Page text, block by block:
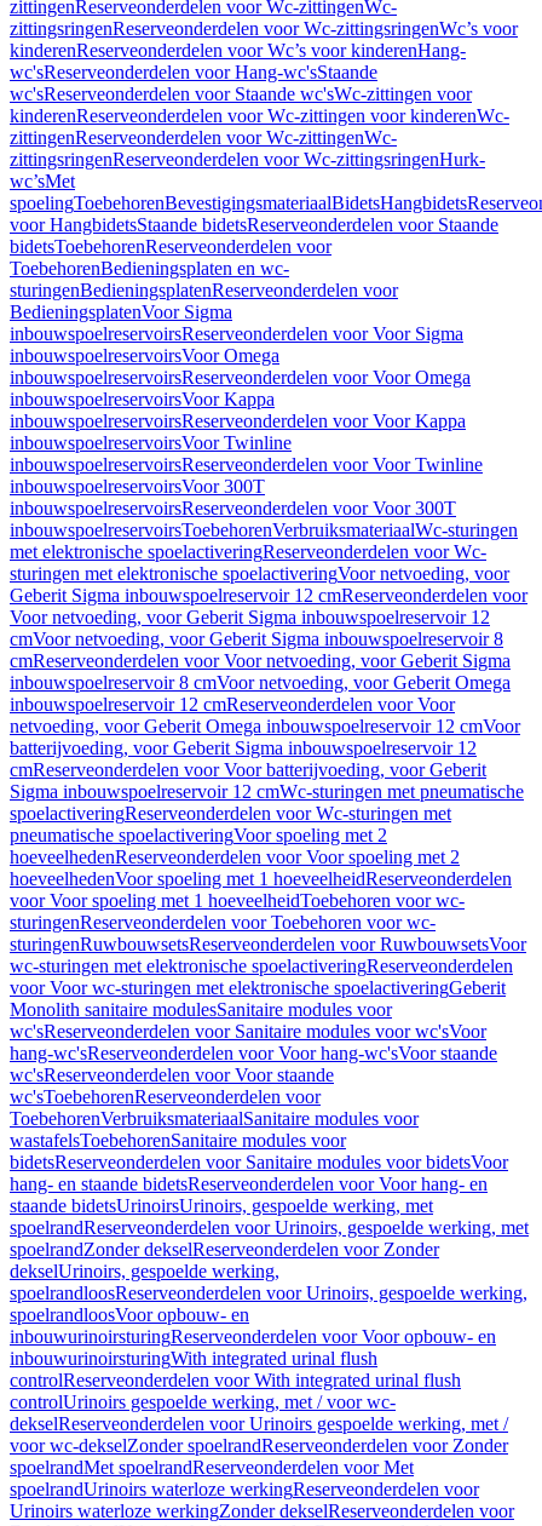
zittingenReserveonderdelen voor Wc-zittingenWc-
zittingsringenReserveonderdelen voor Wc-zittingsringenWc’s voor
kinderenReserveonderdelen voor Wc’s voor kinderenHang-
wc'sReserveonderdelen voor Hang-wc'sStaande
wc'sReserveonderdelen voor Staande wc'sWc-zittingen voor
kinderenReserveonderdelen voor Wc-zittingen voor kinderenWc-
zittingenReserveonderdelen voor Wc-zittingenWc-
zittingsringenReserveonderdelen voor Wc-zittingsringenHurk-
wc’sMet
spoelingToebehorenBevestigingsmateriaalBidetsHangbidets
voor HangbidetsStaande bidetsReserveonderdelen voor Staande
bidetsToebehorenReserveonderdelen voor
ToebehorenBedieningsplaten en wc-
sturingenBedieningsplatenReserveonderdelen voor
BedieningsplatenVoor Sigma
inbouwspoelreservoirsReserveonderdelen voor Voor Sigma
inbouwspoelreservoirsVoor Omega
inbouwspoelreservoirsReserveonderdelen voor Voor Omega
inbouwspoelreservoirsVoor Kappa
inbouwspoelreservoirsReserveonderdelen voor Voor Kappa
inbouwspoelreservoirsVoor Twinline
inbouwspoelreservoirsReserveonderdelen voor Voor Twinline
inbouwspoelreservoirsVoor 300T
inbouwspoelreservoirsReserveonderdelen voor Voor 300T
inbouwspoelreservoirsToebehorenVerbruiksmateriaalWc-sturingen
met elektronische spoelactiveringReserveonderdelen voor Wc-
sturingen met elektronische spoelactiveringVoor netvoeding, voor
Geberit Sigma inbouwspoelreservoir 12 cmReserveonderdelen voor
Voor netvoeding, voor Geberit Sigma inbouwspoelreservoir 12
cmVoor netvoeding, voor Geberit Sigma inbouwspoelreservoir 8
cmReserveonderdelen voor Voor netvoeding, voor Geberit Sigma
inbouwspoelreservoir 8 cmVoor netvoeding, voor Geberit Omega
inbouwspoelreservoir 12 cmReserveonderdelen voor Voor
netvoeding, voor Geberit Omega inbouwspoelreservoir 12 cmVoor
batterijvoeding, voor Geberit Sigma inbouwspoelreservoir 12
cmReserveonderdelen voor Voor batterijvoeding, voor Geberit
Sigma inbouwspoelreservoir 12 cmWc-sturingen met pneumatische
spoelactiveringReserveonderdelen voor Wc-sturingen met
pneumatische spoelactiveringVoor spoeling met 2
hoeveelhedenReserveonderdelen voor Voor spoeling met 2
hoeveelhedenVoor spoeling met 1 hoeveelheidReserveonderdelen
voor Voor spoeling met 1 hoeveelheidToebehoren voor wc-
sturingenReserveonderdelen voor Toebehoren voor wc-
sturingenRuwbouwsetsReserveonderdelen voor RuwbouwsetsVoor
wc-sturingen met elektronische spoelactiveringReserveonderdelen
voor Voor wc-sturingen met elektronische spoelactiveringGeberit
Monolith sanitaire modulesSanitaire modules voor
wc'sReserveonderdelen voor Sanitaire modules voor wc'sVoor
hang-wc'sReserveonderdelen voor Voor hang-wc'sVoor staande
wc'sReserveonderdelen voor Voor staande
wc'sToebehorenReserveonderdelen voor
ToebehorenVerbruiksmateriaalSanitaire modules voor
wastafelsToebehorenSanitaire modules voor
bidetsReserveonderdelen voor Sanitaire modules voor bidetsVoor
hang- en staande bidetsReserveonderdelen voor Voor hang- en
staande bidetsUrinoirsUrinoirs, gespoelde werking, met
spoelrandReserveonderdelen voor Urinoirs, gespoelde werking, met
spoelrandZonder dekselReserveonderdelen voor Zonder
dekselUrinoirs, gespoelde werking,
spoelrandloosReserveonderdelen voor Urinoirs, gespoelde werking,
spoelrandloosVoor opbouw- en
inbouwurinoirsturingReserveonderdelen voor Voor opbouw- en
inbouwurinoirsturingWith integrated urinal flush
controlReserveonderdelen voor With integrated urinal flush
controlUrinoirs gespoelde werking, met / voor wc-
dekselReserveonderdelen voor Urinoirs gespoelde werking, met /
voor wc-dekselZonder spoelrandReserveonderdelen voor Zonder
spoelrandMet spoelrandReserveonderdelen voor Met
spoelrandUrinoirs waterloze werkingReserveonderdelen voor
Urinoirs waterloze werkingZonder dekselReserveonderdelen voor